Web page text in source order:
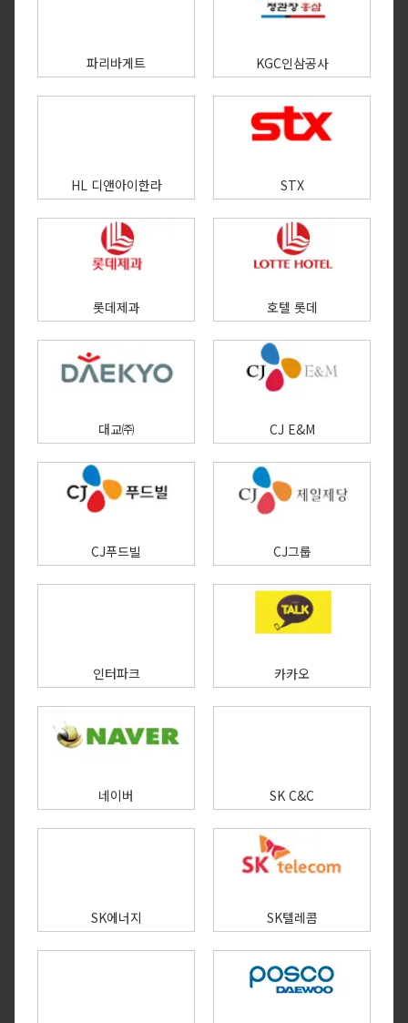
파리바게트 KGC인삼공사
HL 디앤아이한라 STX
롯데제과 호텔 롯데
대교㈜ CJ E&M
CJ푸드빌 CJ그룹
인터파크 카카오
네이버 SK C&C
SK에너지 SK텔레콤